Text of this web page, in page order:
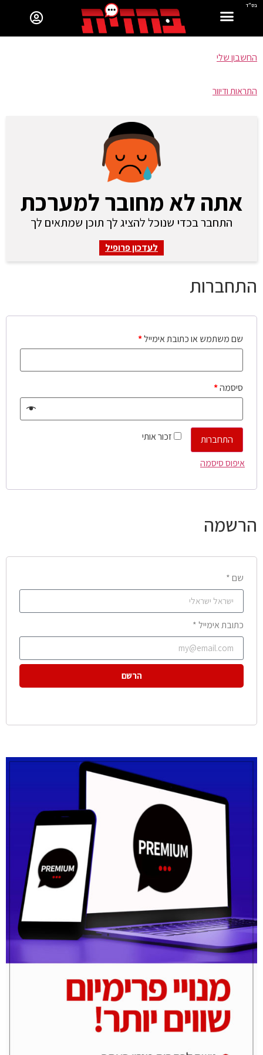
בס"ד
החשבון שלי
התראות ודיוור
אתה לא מחובר למערכת
התחבר בכדי שנוכל להציג לך תוכן שמתאים לך
לעדכון פרופיל
התחברות
שם משתמש או כתובת אימייל*
סיסמה*
זכור אותי
התחברות
איפוס סיסמה
הרשמה
שם *
כתובת אימייל *
הרשם